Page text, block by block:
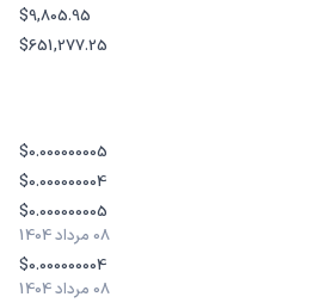
$9,805.95
$651,277.25
$0.000000005
$0.000000004
$0.000000005
08 مرداد 1404
$0.000000004
08 مرداد 1404